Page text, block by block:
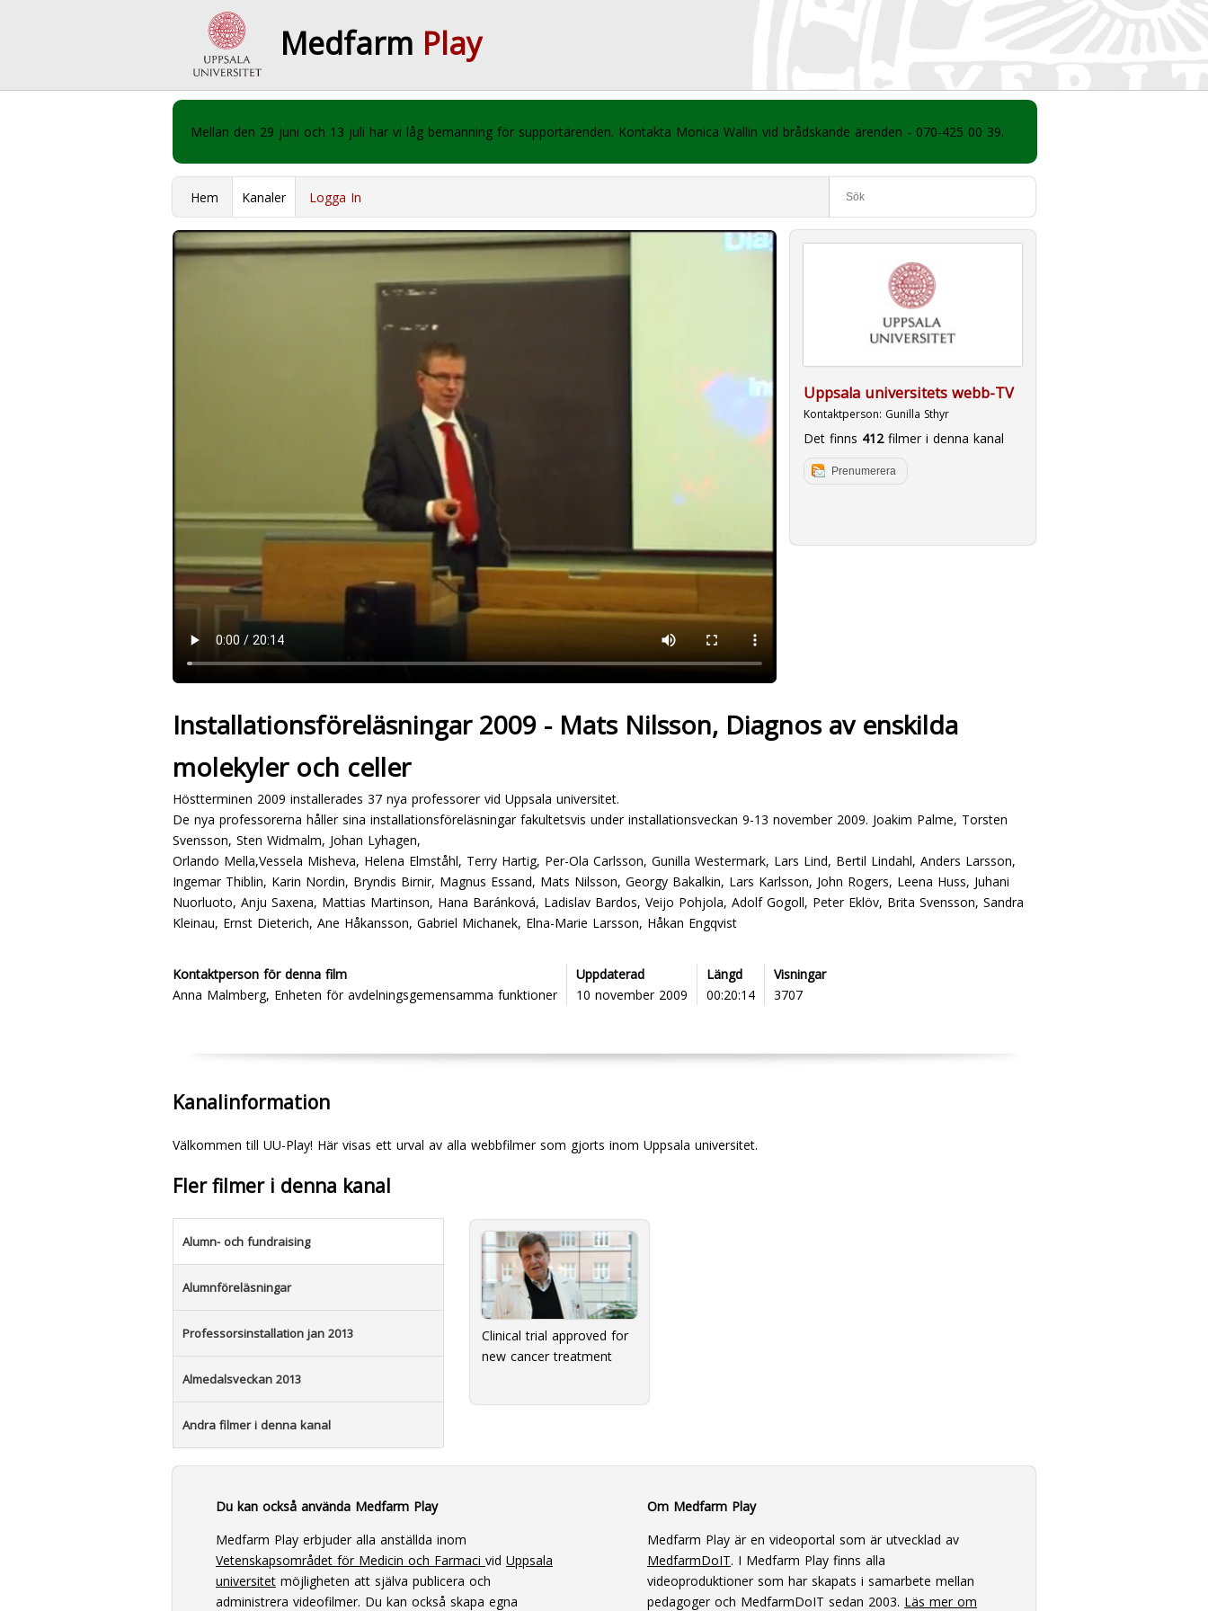
Medfarm Play
Mellan den 29 juni och 13 juli har vi låg bemanning för supportärenden. Kontakta Monica Wallin vid brådskande ärenden - 070-425 00 39.
Hem Kanaler Logga In
Uppsala universitets webb-TV
Kontaktperson: Gunilla Sthyr
Det finns 412filmer i denna kanal
Prenumerera
Installationsföreläsningar 2009 - Mats Nilsson, Diagnos av enskilda
molekyler och celler
Höstterminen 2009 installerades 37 nya professorer vid Uppsala universitet.
De nya professorerna håller sina installationsföreläsningar fakultetsvis under installationsveckan 9-13 november 2009. Joakim Palme, Torsten
Svensson, Sten Widmalm, Johan Lyhagen,
Orlando Mella,Vessela Misheva, Helena Elmståhl, Terry Hartig, Per-Ola Carlsson, Gunilla Westermark, Lars Lind, Bertil Lindahl, Anders Larsson,
Ingemar Thiblin, Karin Nordin, Bryndis Birnir, Magnus Essand, Mats Nilsson, Georgy Bakalkin, Lars Karlsson, John Rogers, Leena Huss, Juhani
Nuorluoto, Anju Saxena, Mattias Martinson, Hana Baránková, Ladislav Bardos, Veijo Pohjola, Adolf Gogoll, Peter Eklöv, Brita Svensson, Sandra
Kleinau, Ernst Dieterich, Ane Håkansson, Gabriel Michanek, Elna-Marie Larsson, Håkan Engqvist
Kontaktperson för denna film
Anna Malmberg, Enheten för avdelningsgemensamma funktioner
Uppdaterad
10 november 2009
Längd
00:20:14
Visningar
3707
Kanalinformation
Välkommen till UU-Play! Här visas ett urval av alla webbfilmer som gjorts inom Uppsala universitet.
Fler filmer i denna kanal
Alumn- och fundraising
Alumnföreläsningar
Professorsinstallation jan 2013
Almedalsveckan 2013
Andra filmer i denna kanal
Clinical trial approved for
new cancer treatment
Du kan också använda Medfarm Play
Medfarm Play erbjuder alla anställda inom
Vetenskapsområdet för Medicin och Farmaci vid Uppsala
universitet möjligheten att själva publicera och
administrera videofilmer. Du kan också skapa egna
Om Medfarm Play
Medfarm Play är en videoportal som är utvecklad av
MedfarmDoIT. I Medfarm Play finns alla
videoproduktioner som har skapats i samarbete mellan
pedagoger och MedfarmDoIT sedan 2003. Läs mer om